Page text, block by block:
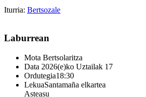
Iturria: Bertsozale
Laburrean
Mota Bertsolaritza
Data 2026(e)ko Uztailak 17
Ordutegia18:30
LekuaSantamaña elkartea
Asteasu